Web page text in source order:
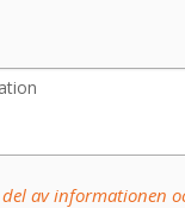
av informationen